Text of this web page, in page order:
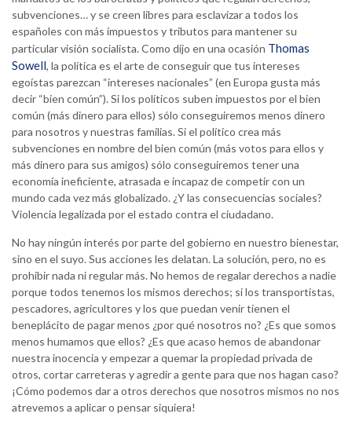
subvenciones… y se creen libres para esclavizar a todos los
españoles con más impuestos y tributos para mantener su
particular visión socialista. Como dijo en una ocasión Thomas
Sowell, la política es el arte de conseguir que tus intereses
egoístas parezcan “intereses nacionales” (en Europa gusta más
decir “bien común”). Si los políticos suben impuestos por el bien
común (más dinero para ellos) sólo conseguiremos menos dinero
para nosotros y nuestras familias. Si el político crea más
subvenciones en nombre del bien común (más votos para ellos y
más dinero para sus amigos) sólo conseguiremos tener una
economía ineficiente, atrasada e incapaz de competir con un
mundo cada vez más globalizado. ¿Y las consecuencias sociales?
Violencia legalizada por el estado contra el ciudadano.
No hay ningún interés por parte del gobierno en nuestro bienestar,
sino en el suyo. Sus acciones les delatan. La solución, pero, no es
prohibir nada ni regular más. No hemos de regalar derechos a nadie
porque todos tenemos los mismos derechos; si los transportistas,
pescadores, agricultores y los que puedan venir tienen el
beneplácito de pagar menos ¿por qué nosotros no? ¿Es que somos
menos humamos que ellos? ¿Es que acaso hemos de abandonar
nuestra inocencia y empezar a quemar la propiedad privada de
otros, cortar carreteras y agredir a gente para que nos hagan caso?
¡Cómo podemos dar a otros derechos que nosotros mismos no nos
atrevemos a aplicar o pensar siquiera!